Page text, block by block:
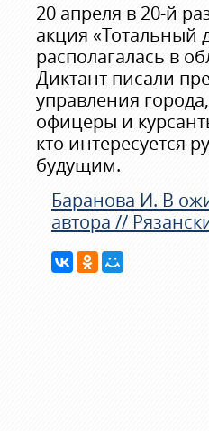
20 апреля в 20-й
акция «Тотальный
располагалась в
Диктант писали
управления
офицеры и
кто интересуется
будущим.
Баранова И. В
автора //